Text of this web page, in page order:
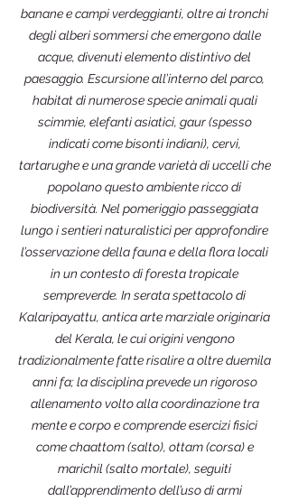
banane e campi verdeggianti, oltre ai tronchi
degli alberi sommersi che emergono dalle
acque, divenuti elemento distintivo del
paesaggio. Escursione all’interno del parco,
habitat di numerose specie animali quali
scimmie, elefanti asiatici, gaur (spesso
indicati come bisonti indiani), cervi,
tartarughe e una grande varietà di uccelli che
popolano questo ambiente ricco di
biodiversità. Nel pomeriggio passeggiata
lungo i sentieri naturalistici per approfondire
l’osservazione della fauna e della flora locali
in un contesto di foresta tropicale
sempreverde. In serata spettacolo di
Kalaripayattu, antica arte marziale originaria
del Kerala, le cui origini vengono
tradizionalmente fatte risalire a oltre duemila
anni fa; la disciplina prevede un rigoroso
allenamento volto alla coordinazione tra
mente e corpo e comprende esercizi fisici
come chaattom (salto), ottam (corsa) e
marichil (salto mortale), seguiti
dall’apprendimento dell’uso di armi